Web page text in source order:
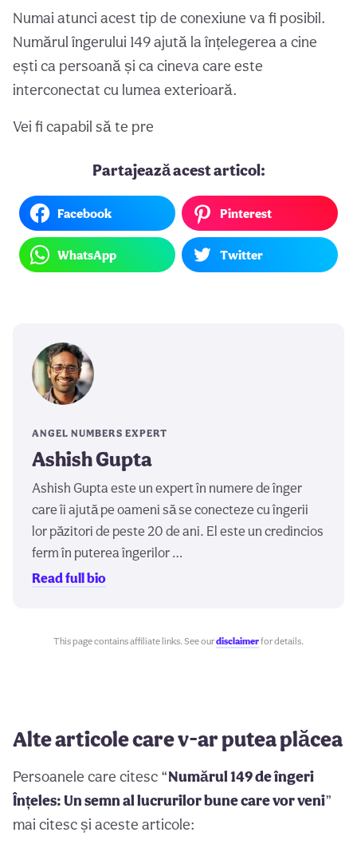
Numai atunci acest tip de conexiune va fi posibil.
Numărul îngerului 149 ajută la înțelegerea a cine
ești ca persoană și ca cineva care este
interconectat cu lumea exterioară.
Vei fi capabil să te pre
Partajează acest articol:
Facebook Pinterest
WhatsApp Twitter
ANGEL NUMBERS EXPERT
Ashish Gupta
Ashish Gupta este un expert în numere de înger
care îi ajută pe oameni să se conecteze cu îngerii
lor păzitori de peste 20 de ani. El este un credincios
ferm în puterea îngerilor …
Read full bio
This page contains affiliate links. See ourdisclaimerfor details.
Alte articole care v-ar putea plăcea
Persoanele care citesc “Numărul 149 de îngeri
Înțeles: Un semn al lucrurilor bune care vor veni”
mai citesc și aceste articole: